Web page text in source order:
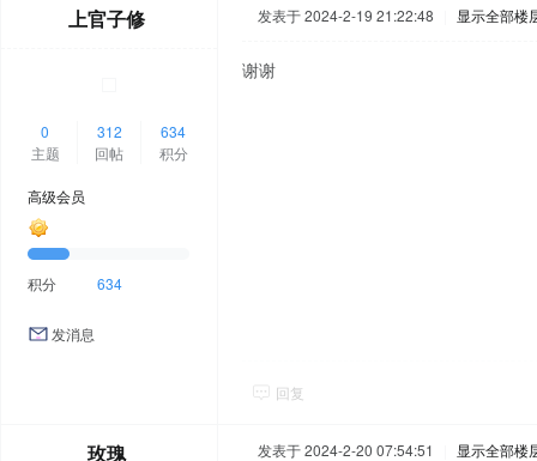
上官子修
0
主题
312
回帖
634
积分
高级会员
积分 634
发消息
发表于 2024-2-19 21:22:48 显示全部楼
谢谢
回复
玫瑰 发表于 2024-2-20 07:54:51 显示全部楼